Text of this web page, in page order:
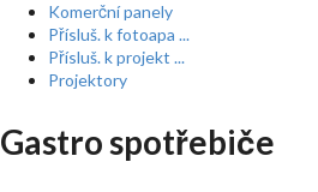
Komerční panely
Přísluš. k fotoapa ...
Přísluš. k projekt ...
Projektory
Gastro spotřebiče